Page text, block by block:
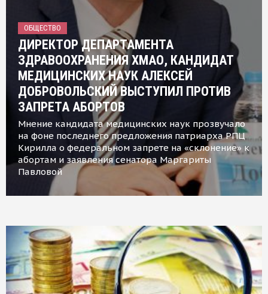
ОБЩЕСТВО
ДИРЕКТОР ДЕПАРТАМЕНТА
ЗДРАВООХРАНЕНИЯ ХМАО, КАНДИДАТ
МЕДИЦИНСКИХ НАУК АЛЕКСЕЙ
ДОБРОВОЛЬСКИЙ ВЫСТУПИЛ ПРОТИВ
ЗАПРЕТА АБОРТОВ
Мнение кандидата медицинских наук прозвучало
на фоне последнего предложения патриарха РПЦ
Кирилла о федеральном запрете на «склонение» к
абортам и заявления сенатора Маргариты
Павловой